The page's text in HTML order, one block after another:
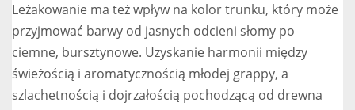
Leżakowanie ma też wpływ na kolor trunku, który może
przyjmować barwy od jasnych odcieni słomy po
ciemne, bursztynowe. Uzyskanie harmonii między
świeżością i aromatycznością młodej grappy, a
szlachetnością i dojrzałością pochodzącą od drewna